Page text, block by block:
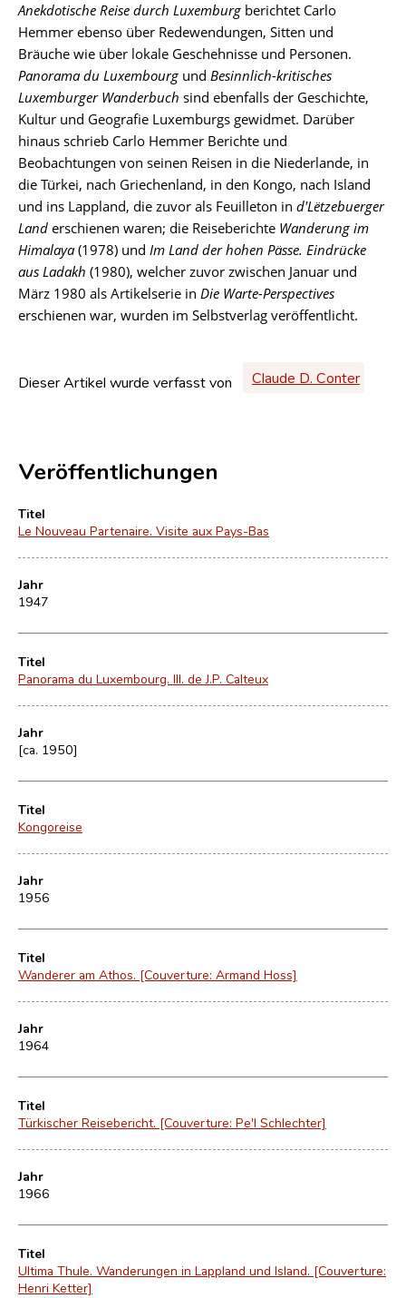
Anekdotische Reise durch Luxemburg berichtet Carlo
Hemmer ebenso über Redewendungen, Sitten und
Bräuche wie über lokale Geschehnisse und Personen.
Panorama du Luxembourg und Besinnlich-kritisches
Luxemburger Wanderbuch sind ebenfalls der Geschichte,
Kultur und Geografie Luxemburgs gewidmet. Darüber
hinaus schrieb Carlo Hemmer Berichte und
Beobachtungen von seinen Reisen in die Niederlande, in
die Türkei, nach Griechenland, in den Kongo, nach Island
und ins Lappland, die zuvor als Feuilleton in d'Lëtzebuerger
Land erschienen waren; die Reiseberichte Wanderung im
Himalaya(1978) und Im Land der hohen Pässe. Eindrücke
aus Ladakh (1980), welcher zuvor zwischen Januar und
März 1980 als Artikelserie in Die Warte-Perspectives
erschienen war, wurden im Selbstverlag veröffentlicht.
Dieser Artikel wurde verfasst von Claude D. Conter
Veröffentlichungen
Titel
Le Nouveau Partenaire. Visite aux Pays-Bas
Jahr
1947
Titel
Panorama du Luxembourg. Ill. de J.P. Calteux
Jahr
[ca. 1950]
Titel
Kongoreise
Jahr
1956
Titel
Wanderer am Athos. [Couverture: Armand Hoss]
Jahr
1964
Titel
Türkischer Reisebericht. [Couverture: Pe'l Schlechter]
Jahr
1966
Titel
Ultima Thule. Wanderungen in Lappland und Island. [Couverture:
Henri Ketter]